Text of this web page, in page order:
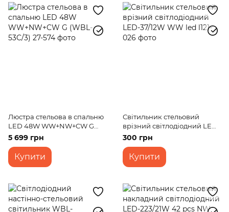
Люстра стельова в спальню
LED 48W WW+NW+CW G
(WBL-53C/3)
5 699 грн
Купити
Світильник стельовий
врізний світлодіодний LED-
37/12W WW led
300 грн
Купити